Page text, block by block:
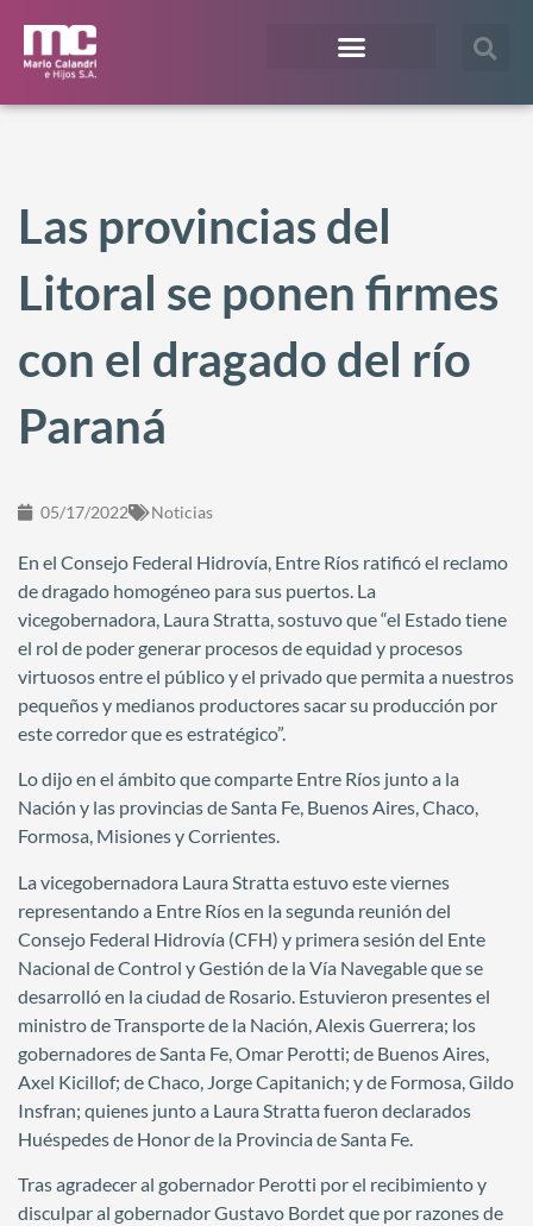
Las provincias del
Litoral se ponen firmes
con el dragado del río
Paraná
05/17/2022 Noticias
En el Consejo Federal Hidrovía, Entre Ríos ratificó el reclamo
de dragado homogéneo para sus puertos. La
vicegobernadora, Laura Stratta, sostuvo que “el Estado tiene
el rol de poder generar procesos de equidad y procesos
virtuosos entre el público y el privado que permita a nuestros
pequeños y medianos productores sacar su producción por
este corredor que es estratégico”.
Lo dijo en el ámbito que comparte Entre Ríos junto a la
Nación y las provincias de Santa Fe, Buenos Aires, Chaco,
Formosa, Misiones y Corrientes.
La vicegobernadora Laura Stratta estuvo este viernes
representando a Entre Ríos en la segunda reunión del
Consejo Federal Hidrovía (CFH) y primera sesión del Ente
Nacional de Control y Gestión de la Vía Navegable que se
desarrolló en la ciudad de Rosario. Estuvieron presentes el
ministro de Transporte de la Nación, Alexis Guerrera; los
gobernadores de Santa Fe, Omar Perotti; de Buenos Aires,
Axel Kicillof; de Chaco, Jorge Capitanich; y de Formosa, Gildo
Insfran; quienes junto a Laura Stratta fueron declarados
Huéspedes de Honor de la Provincia de Santa Fe.
Tras agradecer al gobernador Perotti por el recibimiento y
disculpar al gobernador Gustavo Bordet que por razones de